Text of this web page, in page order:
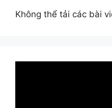
Không thể tải các bài